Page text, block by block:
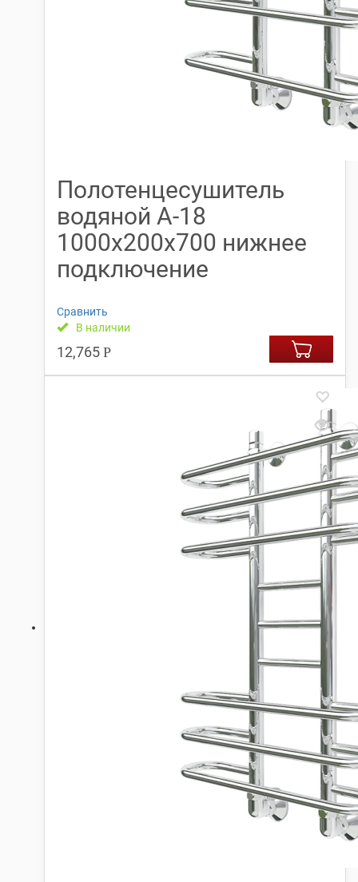
Полотенцесушитель
водяной А-18
1000x200x700 нижнее
подключение
Сравнить
В наличии
12,765 Р